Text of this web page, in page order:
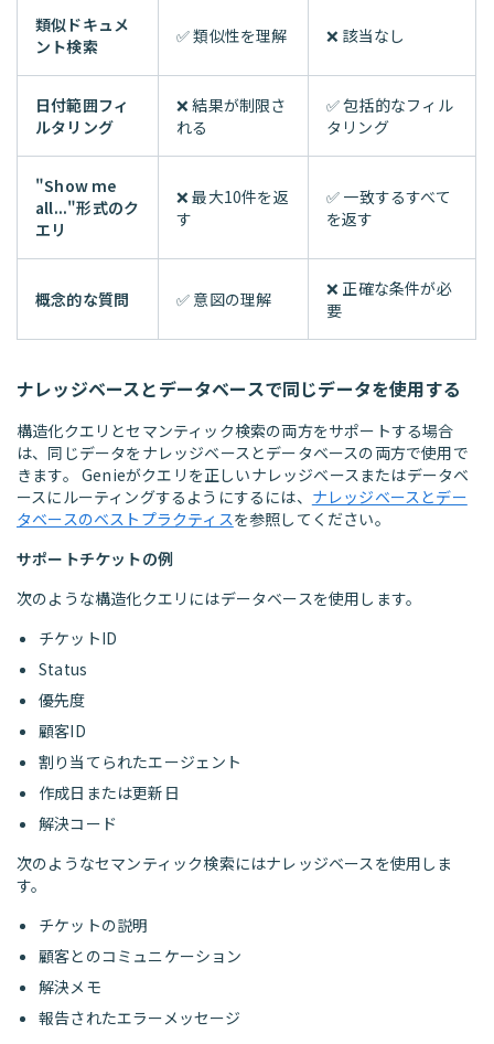
類似ドキュメ
ント検索
✅ 類似性を理解 ❌ 該当なし
日付範囲フィ
ルタリング
❌ 結果が制限さ
れる
✅ 包括的なフィル
タリング
"Show me
all..."形式のク
エリ
❌ 最大10件を返
す
✅ 一致するすべて
を返す
概念的な質問 ✅ 意図の理解
❌ 正確な条件が必
要
ナレッジベースとデータベースで同じデータを使用する
構造化クエリとセマンティック検索の両方をサポートする場合
は、同じデータをナレッジベースとデータベースの両方で使用で
きます。 Genieがクエリを正しいナレッジベースまたはデータベ
ースにルーティングするようにするには、 ナレッジベースとデー
タベースのベストプラクティスを参照してください。
サポートチケットの例
次のような構造化クエリにはデータベースを使用します。
チケットID
Status
優先度
顧客ID
割り当てられたエージェント
作成日または更新日
解決コード
次のようなセマンティック検索にはナレッジベースを使用しま
す。
チケットの説明
顧客とのコミュニケーション
解決メモ
報告されたエラーメッセージ